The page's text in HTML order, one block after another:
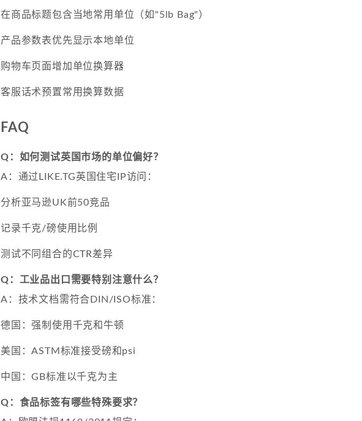
在商品标题包含当地常用单位（如"5lb Bag"）
产品参数表优先显示本地单位
购物车页面增加单位换算器
客服话术预置常用换算数据
FAQ
Q：如何测试英国市场的单位偏好？
A：通过LIKE.TG英国住宅IP访问：
分析亚马逊UK前50竞品
记录千克/磅使用比例
测试不同组合的CTR差异
Q：工业品出口需要特别注意什么？
A：技术文档需符合DIN/ISO标准：
德国：强制使用千克和牛顿
美国：ASTM标准接受磅和psi
中国：GB标准以千克为主
Q：食品标签有哪些特殊要求？